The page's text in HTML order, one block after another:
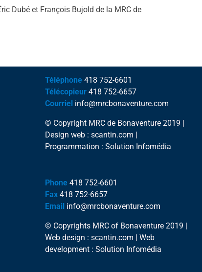
Dubé et François Bujold de la MRC de
Téléphone418 752-6601
Télécopieur418 752-6657
Courrielinfo@mrcbonaventure.com
© Copyright MRC de Bonaventure 2019 |
Design web : scantin.com |
Programmation : Solution Infomédia
Phone418 752-6601
Fax418 752-6657
Emailinfo@mrcbonaventure.com
© Copyrights MRC of Bonaventure 2019 |
Web design : scantin.com | Web
development : Solution Infomédia